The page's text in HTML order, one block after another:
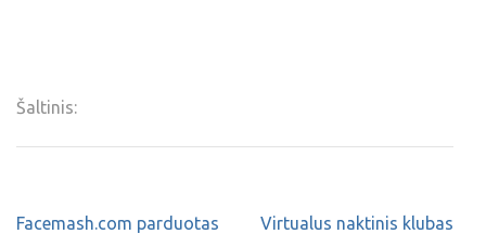
Šaltinis:
Facemash.com parduotas
Virtualus naktinis klubas